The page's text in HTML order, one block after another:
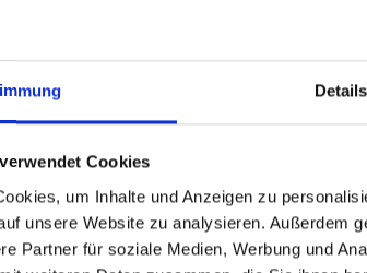
Details
Cookies
um Inhalte und Anzeigen zu
unsere Website zu analysieren. Außerdem
Partner für soziale Medien, Werbung und
Informationen
Rad und Schiff